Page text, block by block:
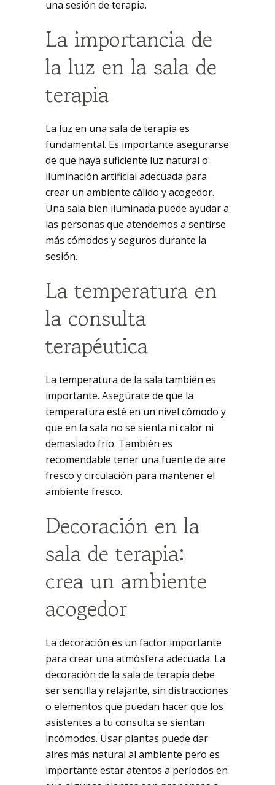
una sesión de terapia.
La importancia de
la luz en la sala de
terapia
La luz en una sala de terapia es
fundamental. Es importante asegurarse
de que haya suficiente luz natural o
iluminación artificial adecuada para
crear un ambiente cálido y acogedor.
Una sala bien iluminada puede ayudar a
las personas que atendemos a sentirse
más cómodos y seguros durante la
sesión.
La temperatura en
la consulta
terapéutica
La temperatura de la sala también es
importante. Asegúrate de que la
temperatura esté en un nivel cómodo y
que en la sala no se sienta ni calor ni
demasiado frío. También es
recomendable tener una fuente de aire
fresco y circulación para mantener el
ambiente fresco.
Decoración en la
sala de terapia:
crea un ambiente
acogedor
La decoración es un factor importante
para crear una atmósfera adecuada. La
decoración de la sala de terapia debe
ser sencilla y relajante, sin distracciones
o elementos que puedan hacer que los
asistentes a tu consulta se sientan
incómodos. Usar plantas puede dar
aires más natural al ambiente pero es
importante estar atentos a períodos en